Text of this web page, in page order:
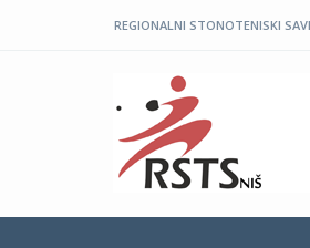
REGIONALNI STONOTENISKI